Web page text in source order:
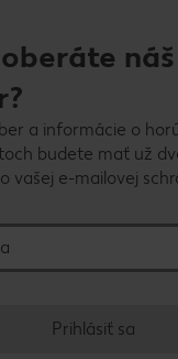
náš
a informácie o
budete mať už
vašej e-mailovej
Prihlásiť sa